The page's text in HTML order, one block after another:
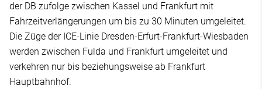
der DB zufolge zwischen Kassel und Frankfurt mit
Fahrzeitverlängerungen um bis zu 30 Minuten umgeleitet.
Die Züge der ICE-Linie Dresden-Erfurt-Frankfurt-Wiesbaden
werden zwischen Fulda und Frankfurt umgeleitet und
verkehren nur bis beziehungsweise ab Frankfurt
Hauptbahnhof.